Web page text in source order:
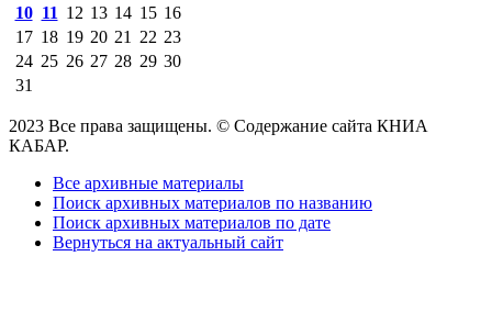
10 11 12 13 14 15 16
17 18 19 20 21 22 23
24 25 26 27 28 29 30
31
2023 Все права защищены. © Содержание сайта КНИА
КАБАР.
Все архивные материалы
Поиск архивных материалов по названию
Поиск архивных материалов по дате
Вернуться на актуальный сайт